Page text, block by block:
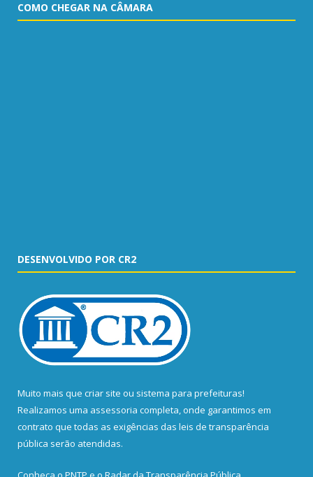
COMO CHEGAR NA CÂMARA
DESENVOLVIDO POR CR2
Muito mais que criar site ou sistema para prefeituras!
Realizamos uma assessoria completa, onde garantimos em
contrato que todas as exigências das leis de transparência
pública serão atendidas.